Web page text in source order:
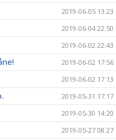
2019-06-05 13:23
2019-06-04 22:50
2019-06-02 22:43
2019-06-02 17:56
2019-06-02 17:13
2019-05-31 17:17
2019-05-30 14:20
2019-05-27 08:27